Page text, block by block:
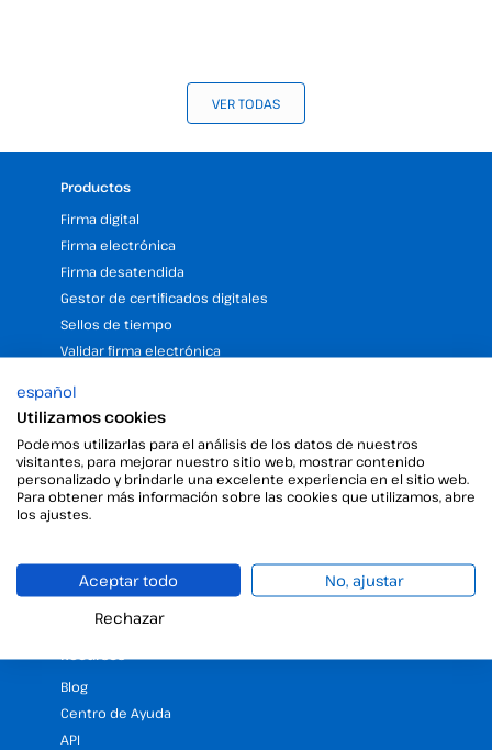
VER TODAS
Productos
Firma digital
Firma electrónica
Firma desatendida
Gestor de certificados digitales
Sellos de tiempo
Validar firma electrónica
25 Años de experiencia en firma electrónica
Programa de Partners
Nuestras Oficinas y Sedes (España y LATAM)
Viafirma RD
Viafirma Colombia
Recursos
Blog
Centro de Ayuda
API
español
Utilizamos cookies
Podemos utilizarlas para el análisis de los datos de nuestros
visitantes, para mejorar nuestro sitio web, mostrar contenido
personalizado y brindarle una excelente experiencia en el sitio web.
Para obtener más información sobre las cookies que utilizamos, abre
los ajustes.
Aceptar todo
No, ajustar
Rechazar